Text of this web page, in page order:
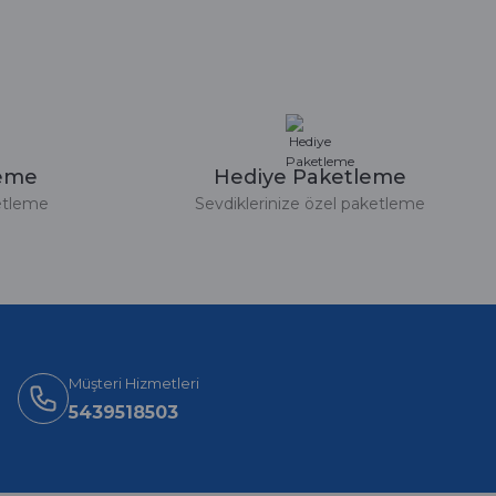
Hediye Paketleme
Sevdiklerinize özel paketleme
Müşteri Hizmetleri
5439518503